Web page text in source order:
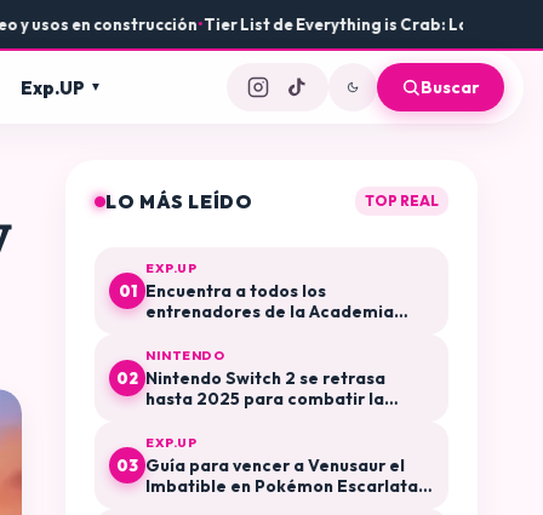
en construcción•Tier List de Everything is Crab: Las mejores armas
Exp.UP Buscar
LO MÁS LEÍDO TOP REAL
01
EXP.UP
Encuentra a todos los
entrenadores de la Academia
Púrpura El Disco Índigo
02
NINTENDO
Nintendo Switch 2 se retrasa
hasta 2025 para combatir la
03
EXP.UP
Guía para vencer a Venusaur el
Imbatible en Pokémon Escarlata y